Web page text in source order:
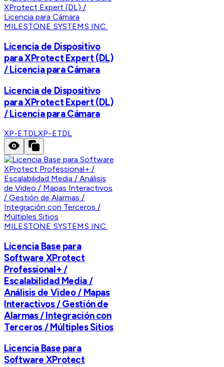
MILESTONE SYSTEMS INC.
Licencia de Dispositivo
para XProtect Expert (DL)
/ Licencia para Cámara
Licencia de Dispositivo
para XProtect Expert (DL)
/ Licencia para Cámara
XP-ETDLXP-ETDL
MILESTONE SYSTEMS INC.
Licencia Base para
Software XProtect
Professional+ /
Escalabilidad Media /
Análisis de Video / Mapas
Interactivos / Gestión de
Alarmas / Integración con
Terceros / Múltiples Sitios
Licencia Base para
Software XProtect